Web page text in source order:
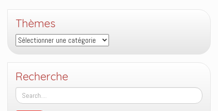
avec
Dieu
que
ce
nous
avons
toujours
expérimenté ?
Thèmes
Thèmes
Recherche